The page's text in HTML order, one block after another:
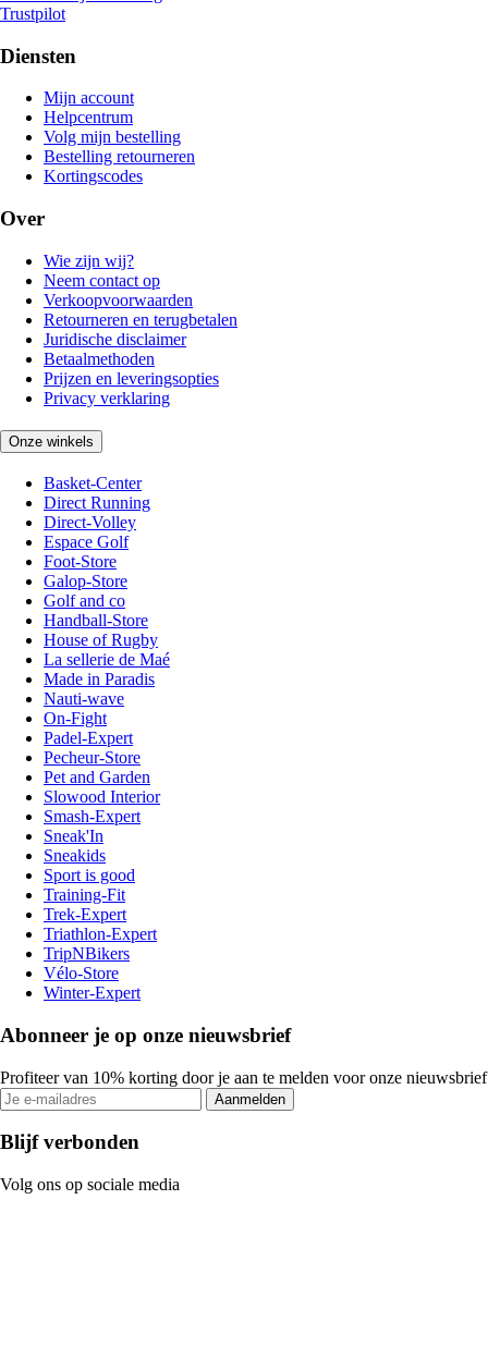
Trustpilot
Diensten
Mijn account
Helpcentrum
Volg mijn bestelling
Bestelling retourneren
Kortingscodes
Over
Wie zijn wij?
Neem contact op
Verkoopvoorwaarden
Retourneren en terugbetalen
Juridische disclaimer
Betaalmethoden
Prijzen en leveringsopties
Privacy verklaring
Onze winkels
Basket-Center
Direct Running
Direct-Volley
Espace Golf
Foot-Store
Galop-Store
Golf and co
Handball-Store
House of Rugby
La sellerie de Maé
Made in Paradis
Nauti-wave
On-Fight
Padel-Expert
Pecheur-Store
Pet and Garden
Slowood Interior
Smash-Expert
Sneak'In
Sneakids
Sport is good
Training-Fit
Trek-Expert
Triathlon-Expert
TripNBikers
Vélo-Store
Winter-Expert
Abonneer je op onze nieuwsbrief
Profiteer van 10% korting door je aan te melden voor onze nieuwsbrief
Aanmelden
Blijf verbonden
Volg ons op sociale media